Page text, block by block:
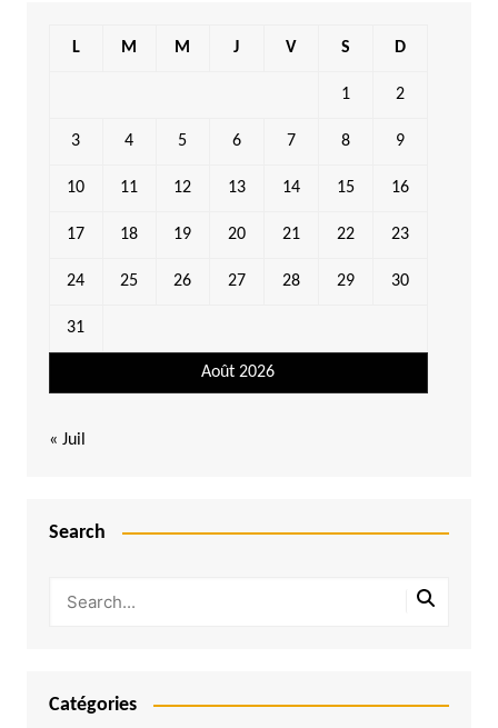
Août 2026
L M M J V S D
1 2
3 4 5 6 7 8 9
10 11 12 13 14 15 16
17 18 19 20 21 22 23
24 25 26 27 28 29 30
31
« Juil
Search
Catégories